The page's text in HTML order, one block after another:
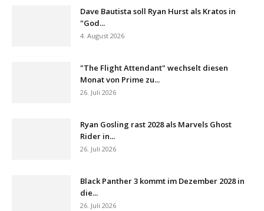
Dave Bautista soll Ryan Hurst als Kratos in
"God...
4. August 2026
"The Flight Attendant" wechselt diesen
Monat von Prime zu...
26. Juli 2026
Ryan Gosling rast 2028 als Marvels Ghost
Rider in...
26. Juli 2026
Black Panther 3 kommt im Dezember 2028 in
die...
26. Juli 2026